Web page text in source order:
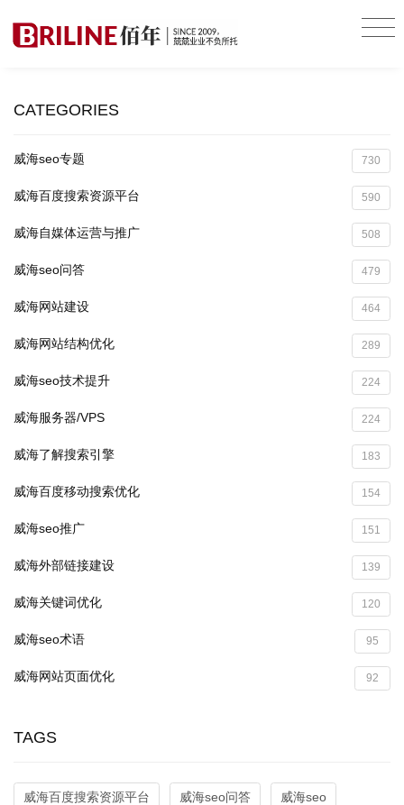
CATEGORIES
威海seo专题 730
威海百度搜索资源平台 590
威海自媒体运营与推广 508
威海seo问答 479
威海网站建设 464
威海网站结构优化 289
威海seo技术提升 224
威海服务器/VPS 224
威海了解搜索引擎 183
威海百度移动搜索优化 154
威海seo推广 151
威海外部链接建设 139
威海关键词优化 120
威海seo术语 95
威海网站页面优化 92
TAGS
威海百度搜索资源平台 威海seo问答 威海seo